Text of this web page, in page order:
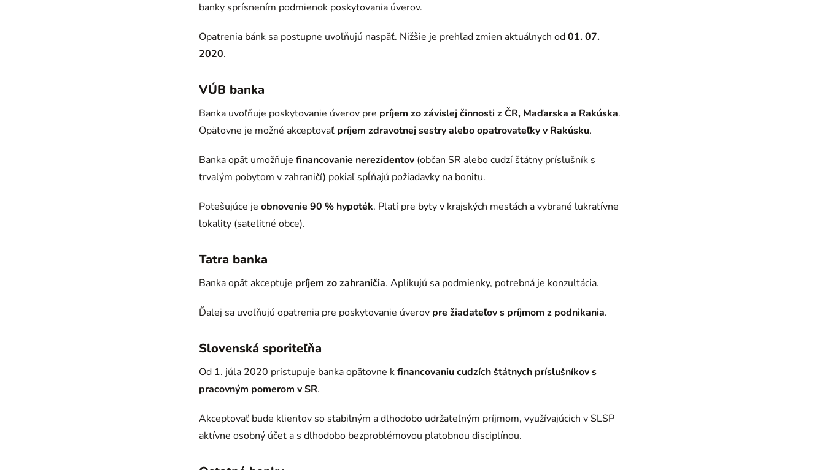
banky sprísnením podmienok poskytovania úverov.
Opatrenia bánk sa postupne uvoľňujú naspäť. Nižšie je prehľad zmien aktuálnych od01. 07.
2020.
VÚB banka
Banka uvoľňuje poskytovanie úverov pre príjem zo závislej činnosti z ČR, Maďarska a Rakúska.
Opätovne je možné akceptovať príjem zdravotnej sestry alebo opatrovateľky v Rakúsku.
Banka opäť umožňuje financovanie nerezidentov (občan SR alebo cudzí štátny príslušník s
trvalým pobytom v zahraničí) pokiaľ spĺňajú požiadavky na bonitu.
Potešujúce je obnovenie 90 % hypoték. Platí pre byty v krajských mestách a vybrané lukratívne
lokality (satelitné obce).
Tatra banka
Banka opäť akceptuje príjem zo zahraničia. Aplikujú sa podmienky, potrebná je konzultácia.
Ďalej sa uvoľňujú opatrenia pre poskytovanie úverov pre žiadateľov s príjmom z podnikania.
Slovenská sporiteľňa
Od 1. júla 2020 pristupuje banka opätovne kfinancovaniu cudzích štátnych príslušníkov s
pracovným pomerom v SR.
Akceptovať bude klientov so stabilným a dlhodobo udržateľným príjmom, využívajúcich v SLSP
aktívne osobný účet a s dlhodobo bezproblémovou platobnou disciplínou.